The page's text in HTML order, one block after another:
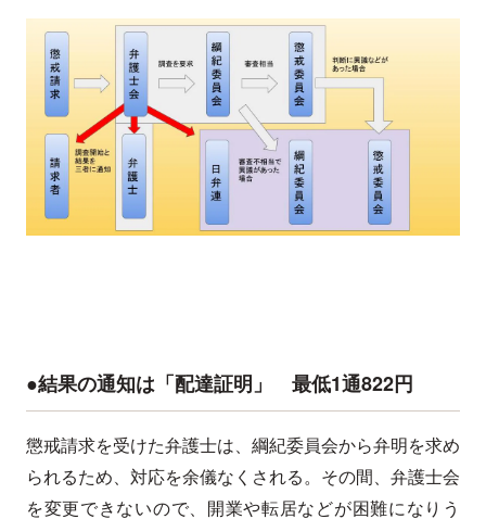
●結果の通知は「配達証明」 最低1通822円
懲戒請求を受けた弁護士は、綱紀委員会から弁明を求め
られるため、対応を余儀なくされる。その間、弁護士会
を変更できないので、開業や転居などが困難になりう